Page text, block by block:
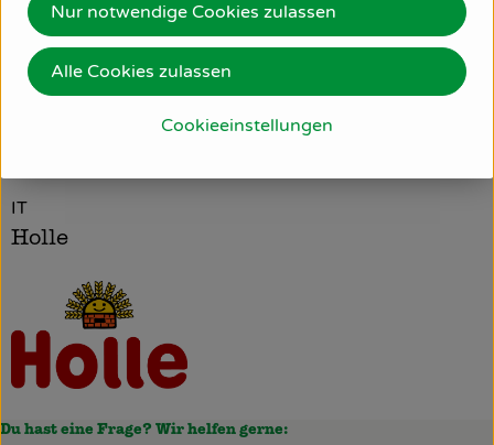
Herkunft
IT
Holle
Du hast eine Frage? Wir helfen gerne:
Cookieeinstellungen
Nur notwendige Cookies zulassen
Alle Cookies zulassen